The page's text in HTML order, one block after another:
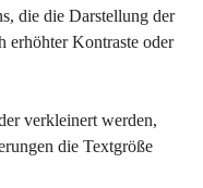
die die Darstellung der
erhöhter Kontraste oder
verkleinert werden,
die Textgröße